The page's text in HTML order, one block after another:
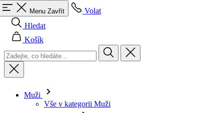
Menu Zavřít
Volat
Hledat
Košík
Muži
Vše v kategorii Muži